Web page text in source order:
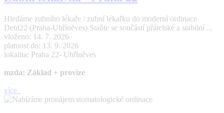
Hledáme zubního lékaře / zubní lékařku do moderní ordinace
Dent22 (Praha-Uhříněves) Staňte se součástí přátelské a stabilní ...
vloženo: 14. 7. 2026
platnost do: 13. 9. 2026
lokalita: Praha 22- Uhříněves
mzda: Základ + provize
více